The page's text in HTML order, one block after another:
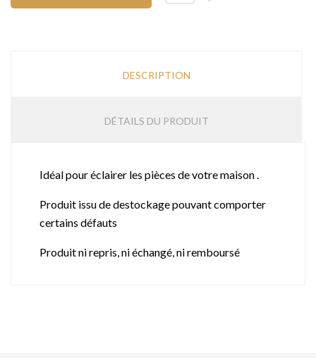
DESCRIPTION
DÉTAILS DU PRODUIT
Idéal pour éclairer les pièces de votre maison .
Produit issu de destockage pouvant comporter
certains défauts
Produit ni repris, ni échangé, ni remboursé